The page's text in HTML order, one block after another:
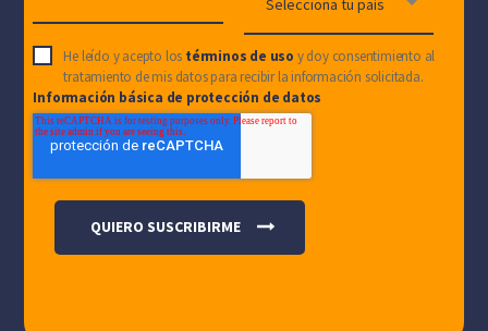
He leído y acepto los términos de uso y doy consentimiento al
tratamiento de mis datos para recibir la información solicitada.
Información básica de protección de datos